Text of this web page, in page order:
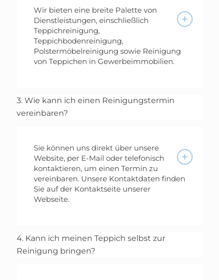
Wir bieten eine breite Palette von
Dienstleistungen, einschließlich
Teppichreinigung,
Teppichbodenreinigung,
Polstermöbelreinigung sowie Reinigung
von Teppichen in Gewerbeimmobilien.
3. Wie kann ich einen Reinigungstermin
vereinbaren?
Sie können uns direkt über unsere
Website, per E-Mail oder telefonisch
kontaktieren, um einen Termin zu
vereinbaren. Unsere Kontaktdaten finden
Sie auf der Kontaktseite unserer
Webseite.
4. Kann ich meinen Teppich selbst zur
Reinigung bringen?